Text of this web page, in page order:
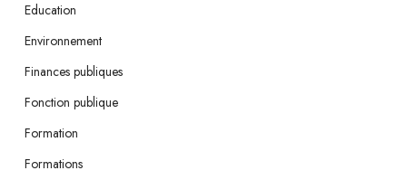
Education
Environnement
Finances publiques
Fonction publique
Formation
Formations